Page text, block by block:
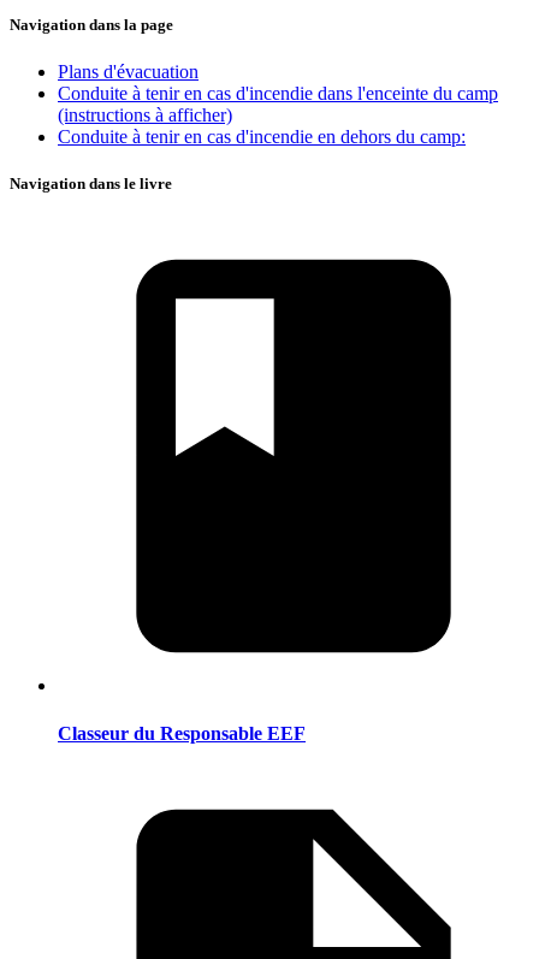
Navigation dans la page
Plans d'évacuation
Conduite à tenir en cas d'incendie dans l'enceinte du camp
(instructions à afficher)
Conduite à tenir en cas d'incendie en dehors du camp:
Navigation dans le livre
Classeur du Responsable EEF